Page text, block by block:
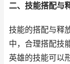
二、技能搭配与
技能的搭配与释
中，合理搭配技
英雄的技能可以